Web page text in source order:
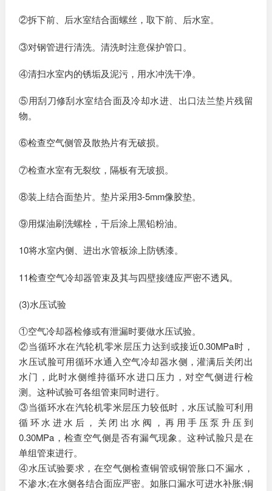
②拆下前、后水室结合面螺丝，取下前、后水室。
③对钢管进行清洗。清洗时注意保护管口。
④清扫水室内的锈垢及泥污，用水冲洗干净。
⑤用刮刀修刮水室结合面及冷却水进、出口法兰垫片残留
物。
⑥检查空气侧管及散热片有无破损。
⑦检查水室有无裂纹，隔板有无玻损。
⑧装上结合面垫片。垫片采用3-5mm像胶垫。
⑨用煤油刷洗螺栓，干后涂上黑铅粉油。
10将水室内侧、进出水管板涂上防锈漆。
11检查空气冷却器管束及其与四壁接缝应严密不透风。
(3)水压试验
①空气冷却器检修或有泄漏时要做水压试验。
②当循环水在汽轮机零米层压力达到或接近0.30MPa时，
水压试脸可用循环水通入空气冷却器水侧，灌满后关闭出
水门，此时水侧维持循环水进口压力，对空气侧进行检
测。这种试验可各组管束同时进行。
③当循环水在汽轮机零米层压力较低时，水压试脸可利用
循环水进水后，关闭出水阀，再用手压泵升压到
0.30MPa，检查空气侧是否有漏气现象。这种试脸只是在
单组管束进行。
④水压试验要求，在空气侧检查铜管或铜管胀口不漏水，
不渗水;在水侧各结合面应严密。如胀口漏水可进水补胀;铜